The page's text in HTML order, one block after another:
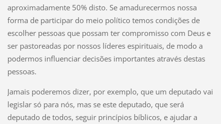
aproximadamente 50% disto. Se amadurecermos nossa
forma de participar do meio político temos condições de
escolher pessoas que possam ter compromisso com Deus e
ser pastoreadas por nossos líderes espirituais, de modo a
podermos influenciar decisões importantes através destas
pessoas.
Jamais poderemos dizer, por exemplo, que um deputado vai
legislar só para nós, mas se este deputado, que será
deputado de todos, seguir princípios bíblicos, e ajudar a